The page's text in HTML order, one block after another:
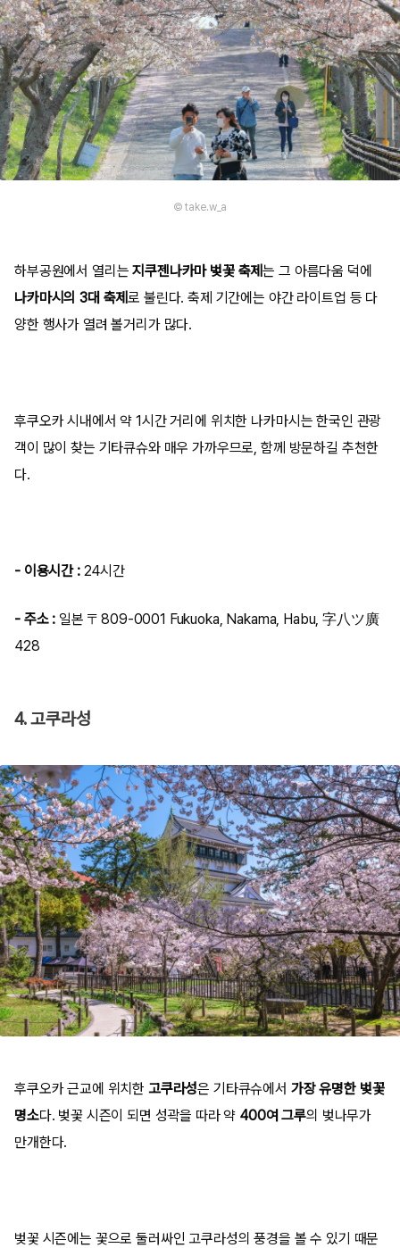
© take.w_a
하부공원에서 열리는 지쿠젠나카마 벚꽃 축제는 그 아름다움 덕에
나카마시의 3대 축제로 불린다. 축제 기간에는 야간 라이트업 등 다
양한 행사가 열려 볼거리가 많다.
후쿠오카 시내에서 약 1시간 거리에 위치한 나카마시는 한국인 관광
객이 많이 찾는 기타큐슈와 매우 가까우므로, 함께 방문하길 추천한
다.
- 이용시간 : 24시간
- 주소 : 일본 〒809-0001 Fukuoka, Nakama, Habu, 字八ツ廣
428
4. 고쿠라성
후쿠오카 근교에 위치한 고쿠라성은 기타큐슈에서 가장 유명한 벚꽃
명소다. 벚꽃 시즌이 되면 성곽을 따라 약 400여 그루의 벚나무가
만개한다.
벚꽃 시즌에는 꽃으로 둘러싸인 고쿠라성의 풍경을 볼 수 있기 때문